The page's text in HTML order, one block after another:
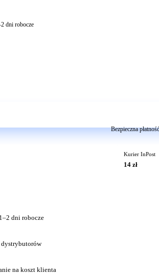
dni robocze
Bezpieczna
Kurier InPost
14 zł
dni robocze
na koszt klienta